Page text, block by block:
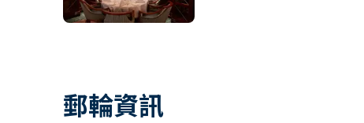
郵輪資訊